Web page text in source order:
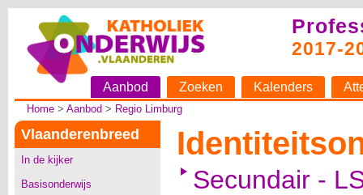
2017-
Aanbod Zoeken Kalenders
Home> Aanbod > Regio Limburg
Vlaanderenbreed
In de kijker
Basisonderwijs
Secundair -